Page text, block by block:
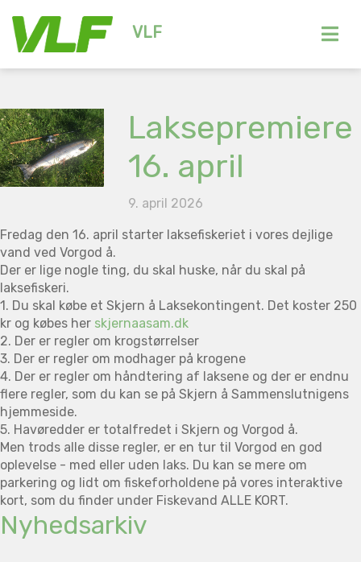
VLF
Laksepremiere
16. april
9. april 2026
Fredag den 16. april starter laksefiskeriet i vores dejlige
vand ved Vorgod å.
Der er lige nogle ting, du skal huske, når du skal på
laksefiskeri.
1. Du skal købe et Skjern å Laksekontingent. Det koster 250
kr og købes her skjernaasam.dk
2. Der er regler om krogstørrelser
3. Der er regler om modhager på krogene
4. Der er regler om håndtering af laksene og der er endnu
flere regler, som du kan se på Skjern å Sammenslutnigens
hjemmeside.
5. Havøredder er totalfredet i Skjern og Vorgod å.
Men trods alle disse regler, er en tur til Vorgod en god
oplevelse - med eller uden laks. Du kan se mere om
parkering og lidt om fiskeforholdene på vores interaktive
kort, som du finder under Fiskevand ALLE KORT.
Nyhedsarkiv